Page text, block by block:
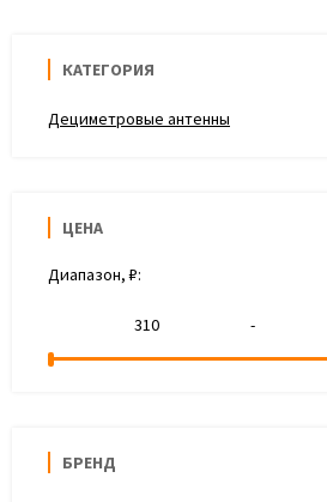
КАТЕГОРИЯ
Дециметровые антенны
ЦЕНА
Диапазон, ₽:
-
БРЕНД